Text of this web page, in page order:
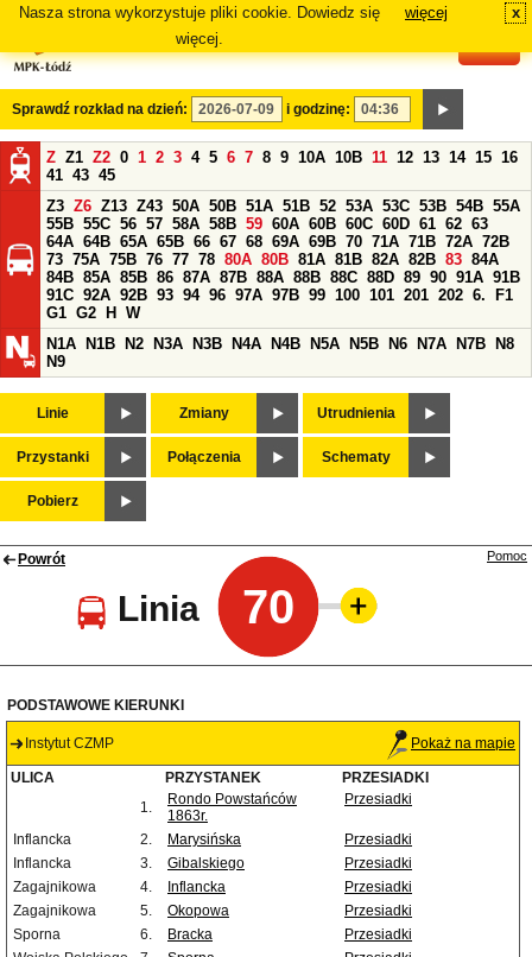
Nasza strona wykorzystuje pliki cookie. Dowiedz się
więcej.
więcej x
Sprawdź rozkład na dzień: i godzinę:
Z Z1 Z2 0 1 2 3 4 5 6 7 8 9 10A 10B 11 12 13 14 15 16
41 43 45
Z3 Z6 Z13 Z43 50A 50B 51A 51B 52 53A 53C 53B 54B 55A
55B 55C 56 57 58A 58B 59 60A 60B 60C 60D 61 62 63
64A 64B 65A 65B 66 67 68 69A 69B 70 71A 71B 72A 72B
73 75A 75B 76 77 78 80A 80B 81A 81B 82A 82B 83 84A
84B 85A 85B 86 87A 87B 88A 88B 88C 88D 89 90 91A 91B
91C 92A 92B 93 94 96 97A 97B 99 100 101 201 202 6.
F1
G1 G2 H
W
N1A
N1B N2 N3A N3B N4A N4B N5A N5B N6 N7A N7B
N8
N9
Linie Zmiany Utrudnienia
Przystanki Połączenia Schematy
Pobierz
Powrót
Linia 70
Pomoc
PODSTAWOWE KIERUNKI
Instytut CZMP Pokaż na mapie
ULICA PRZYSTANEK
PRZESIADKI
1.
Rondo Powstańców
1863r.
Przesiadki
Inflancka 2. Marysińska
Przesiadki
Inflancka
3. Gibalskiego
Przesiadki
Zagajnikowa
4. Inflancka
Przesiadki
Zagajnikowa
5. Okopowa
Przesiadki
Sporna
6. Bracka
Przesiadki